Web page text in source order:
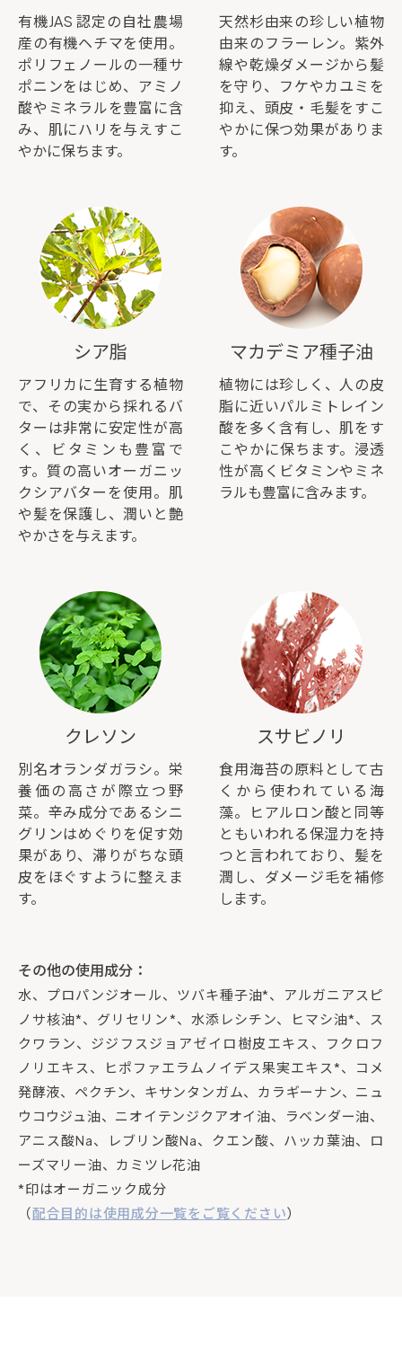
有機JAS 認定の自社農場
産の有機ヘチマを使用。
ポリフェノールの一種サ
ポニンをはじめ、アミノ
酸やミネラルを豊富に含
み、肌にハリを与えすこ
やかに保ちます。
天然杉由来の珍しい植物
由来のフラーレン。紫外
線や乾燥ダメージから髪
を守り、フケやカユミを
抑え、頭皮・毛髪をすこ
やかに保つ効果がありま
す。
シア脂
アフリカに生育する植物
で、その実から採れるバ
ターは非常に安定性が高
く、ビタミンも豊富で
す。質の高いオーガニッ
クシアバターを使用。肌
や髪を保護し、潤いと艶
やかさを与えます。
マカデミア種子油
植物には珍しく、人の皮
脂に近いパルミトレイン
酸を多く含有し、肌をす
こやかに保ちます。浸透
性が高くビタミンやミネ
ラルも豊富に含みます。
クレソン
別名オランダガラシ。栄
養価の高さが際立つ野
菜。辛み成分であるシニ
グリンはめぐりを促す効
果があり、滞りがちな頭
皮をほぐすように整えま
す。
スサビノリ
食用海苔の原料として古
くから使われている海
藻。ヒアルロン酸と同等
ともいわれる保湿力を持
つと言われており、髪を
潤し、ダメージ毛を補修
します。
その他の使用成分：
水、プロパンジオール、ツバキ種子油*、アルガニアスピ
ノサ核油*、グリセリン*、水添レシチン、ヒマシ油*、ス
クワラン、ジジフスジョアゼイロ樹皮エキス、フクロフ
ノリエキス、ヒポファエラムノイデス果実エキス*、コメ
発酵液、ペクチン、キサンタンガム、カラギーナン、ニュ
ウコウジュ油、ニオイテンジクアオイ油、ラベンダー油、
アニス酸Na、レブリン酸Na、クエン酸、ハッカ葉油、ロ
ーズマリー油、カミツレ花油
*印はオーガニック成分
（配合目的は使用成分一覧をご覧ください）